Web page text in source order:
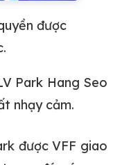
được
Park Hang Seo
nhạy cảm.
được VFF giao